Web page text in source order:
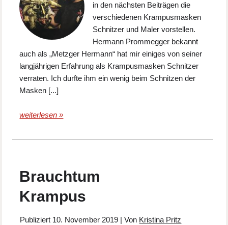
in den nächsten Beiträgen die
verschiedenen Krampusmasken
Schnitzer und Maler vorstellen.
Hermann Prommegger bekannt
auch als „Metzger Hermann“ hat mir einiges von seiner
langjährigen Erfahrung als Krampusmasken Schnitzer
verraten. Ich durfte ihm ein wenig beim Schnitzen der
Masken [...]
weiterlesen »
Brauchtum
Krampus
Publiziert 10. November 2019 |Von Kristina Pritz